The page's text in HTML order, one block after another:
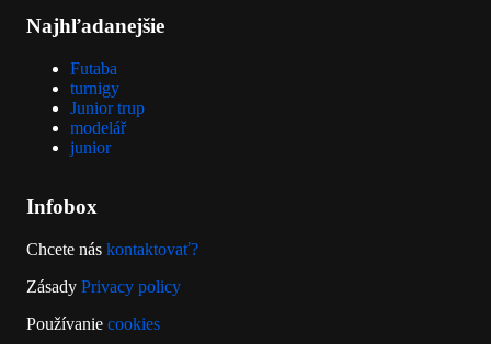
Najhľadanejšie
Futaba
turnigy
Junior trup
modelář
junior
Infobox
Chcete nás kontaktovať?
Zásady Privacy policy
Používanie cookies